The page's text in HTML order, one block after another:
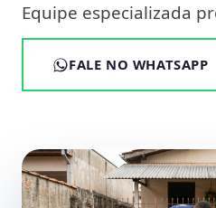
Equipe especializada
FALE NO WHATSAPP